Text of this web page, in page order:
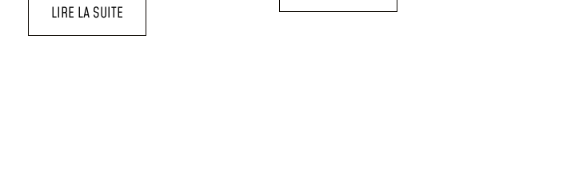
LIRE LA SUITE